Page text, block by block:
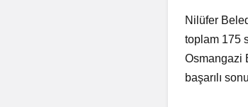
Nilüfer
toplam 175
Osmangazi
başarılı